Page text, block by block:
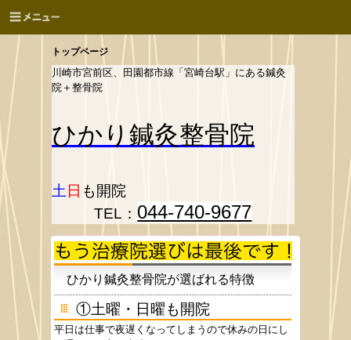
トップページ
川崎市宮前区、田園都市線「宮崎台駅」にある鍼灸
院＋整骨院
ひかり 鍼灸整骨院
土 日 も開院
TEL： 044-740-9677
ひかり鍼灸整骨院が選ばれる特徴
①土曜・日曜も開院
平日は仕事で夜遅くなってしまうので休みの日にし